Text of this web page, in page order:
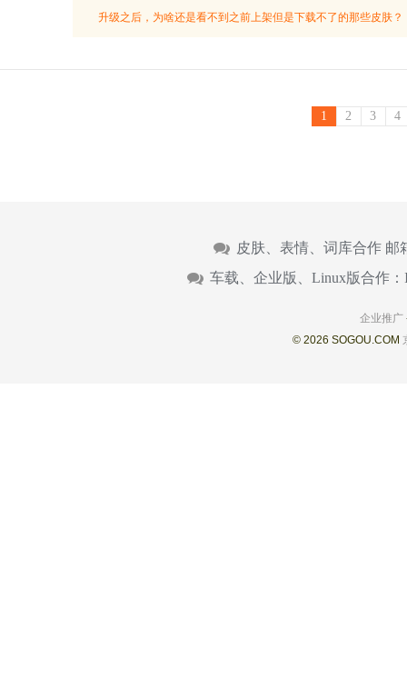
升级之后，为啥还是看不到之前上架但是下载不了的那些皮肤？
1 2 3 4
皮肤、表情、词库合作 邮
车载、企业版、Linux版合作：
企业推广
© 2026 SOGOU.COM